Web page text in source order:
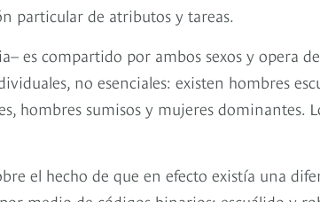
particular de atributos y tareas.
es compartido por ambos sexos y opera
no esenciales: existen hombres
hombres sumisos y mujeres dominantes.
el hecho de que en efecto existía una